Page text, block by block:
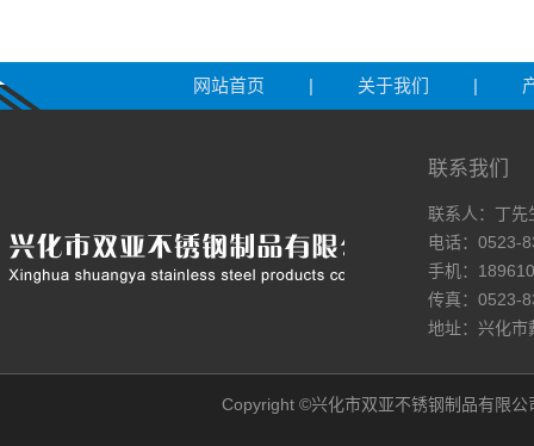
网站首页 | 关于我们 |
联系我们
联系人：丁先
电话：0523-
手机：
传真：0523-
地址：兴化市
Copyright ©兴化市双亚不锈钢制品有限